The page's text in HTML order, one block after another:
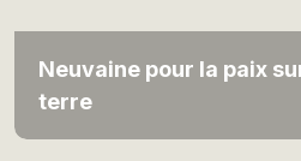
Neuvaine pour la paix
terre